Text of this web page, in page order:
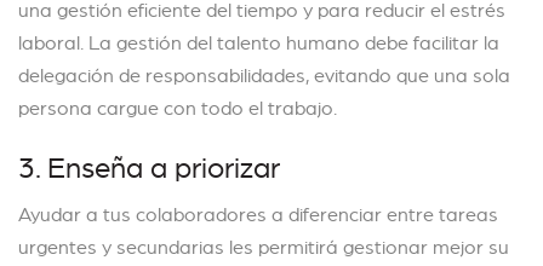
una gestión eficiente del tiempo y para reducir el estrés
laboral. La gestión del talento humano debe facilitar la
delegación de responsabilidades, evitando que una sola
persona cargue con todo el trabajo.
3. Enseña a priorizar
Ayudar a tus colaboradores a diferenciar entre tareas
urgentes y secundarias les permitirá gestionar mejor su